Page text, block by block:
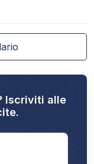
Iscriviti alle